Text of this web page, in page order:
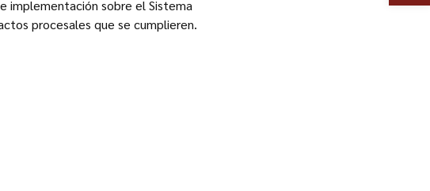
implementación sobre el Sistema
procesales que se cumplieren.